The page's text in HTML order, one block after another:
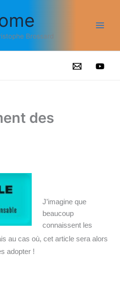
Brossard
des
J’imagine que
beaucoup
connaissent les
au cas où, cet article sera alors
adopter !